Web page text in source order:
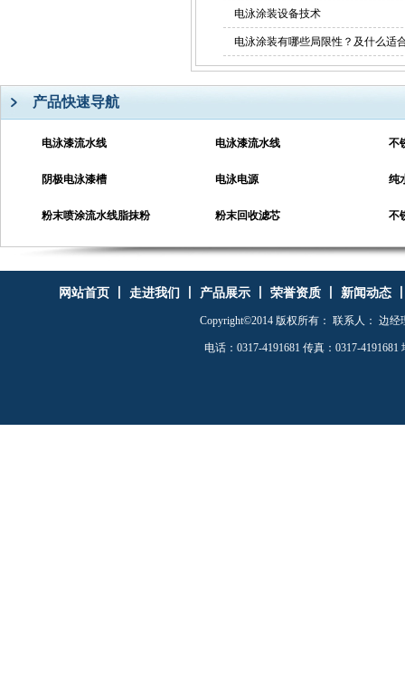
电泳涂装设备技术
电泳涂装有哪些局限性？及什么适
产品快速导航
阴极电泳漆槽 电泳电源 纯
粉末喷涂流水线脂抹粉 粉末回收滤芯 不
RAD-4040电泳漆超滤机 超声波清洗机 电
洗机
电泳漆手动槽 喷涂房 电
网站首页 走进我们 产品展示 丨荣誉资质 丨新闻动态
Copyright©2014 版权所有： 联系人： 边经
电话：0317-4191681 传真：0317-